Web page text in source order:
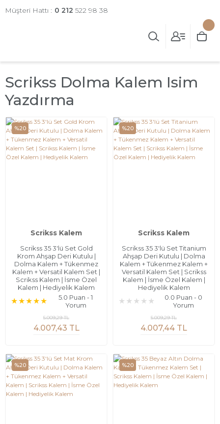
Müşteri Hattı : 0 212 522 98 38
Scrikss Dolma Kalem Isim
Yazdırma
%20
Scrikss Kalem
Scrikss 35 3'lü Set Gold
Krom Ahşap Deri Kutulu |
Dolma Kalem + Tükenmez
Kalem + Versatil Kalem Set |
Scrikss Kalem | İsme Özel
Kalem | Hediyelik Kalem
5.0 Puan - 1
Yorum
4.007,43 TL
5.009,29 TL
%20
Scrikss Kalem
Scrikss 35 3'lü Set Titanium
Ahşap Deri Kutulu | Dolma
Kalem + Tükenmez Kalem +
Versatil Kalem Set | Scrikss
Kalem | İsme Özel Kalem |
Hediyelik Kalem
0.0 Puan - 0
Yorum
4.007,44 TL
5.009,29 TL
%20 %20